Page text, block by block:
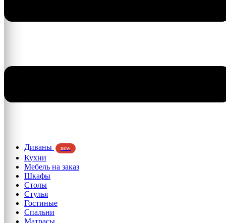
Диваны new
Кухни
Мебель на заказ
Шкафы
Столы
Стулья
Гостиные
Спальни
Матрасы